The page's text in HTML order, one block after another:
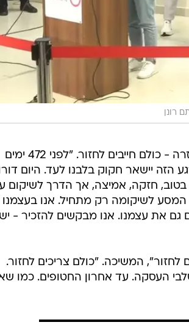
רונן
אחות של דורון שטיינברכר מסרה כח למרות שדורון חזרה - כולם חייבים לחזור. "לפני 472 ימים
יישאר חקוק בלבנו לעד. היום
בטוב, חזקה, אמיצה, אך הדרך לשיקום
המסע לשיקומה רק מתחיל. אנו בעצמנו
נשקם גם את עצמנו. אנו מבקשים להזכיר -
המשיכה. "כולם צריכים לחזור.
העסקה. עד אחרון החטופים. כמו